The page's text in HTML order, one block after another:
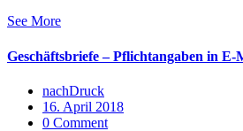
See More
Geschäftsbriefe – Pflichtangaben in E-
nachDruck
16. April 2018
0 Comment